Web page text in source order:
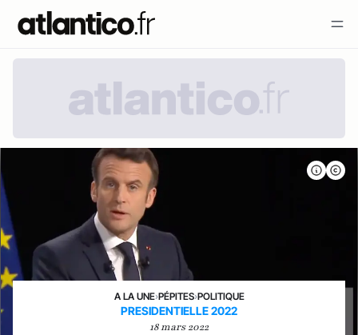
A LA UNE›PÉPITES›POLITIQUE
PRESIDENTIELLE 2022
18 mars 2022